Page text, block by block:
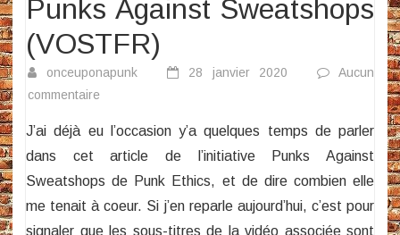
Punks Against Sweatshops
(VOSTFR)
onceuponapunk 28 janvier 2020
Aucun
commentaire
Against
Sweatshops
(VOSTFR)
J’ai déjà eu l’occasion y’a quelques temps de parler
dans cet article de l’initiative Punks Against
Sweatshops de Punk Ethics, et de dire combien elle
me tenait à coeur. Si j’en reparle aujourd’hui, c’est pour
signaler que les sous-titres de la vidéo associée sont